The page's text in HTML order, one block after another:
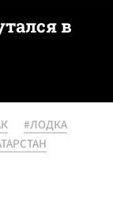
в
#ЛОДКА